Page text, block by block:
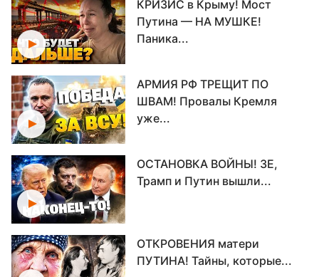
КРИЗИС в Крыму! Мост
Путина — НА МУШКЕ!
Паника...
АРМИЯ РФ ТРЕЩИТ ПО
ШВАМ! Провалы Кремля
уже...
ОСТАНОВКА ВОЙНЫ! ЗЕ,
Трамп и Путин вышли...
ОТКРОВЕНИЯ матери
ПУТИНА! Тайны, которые...